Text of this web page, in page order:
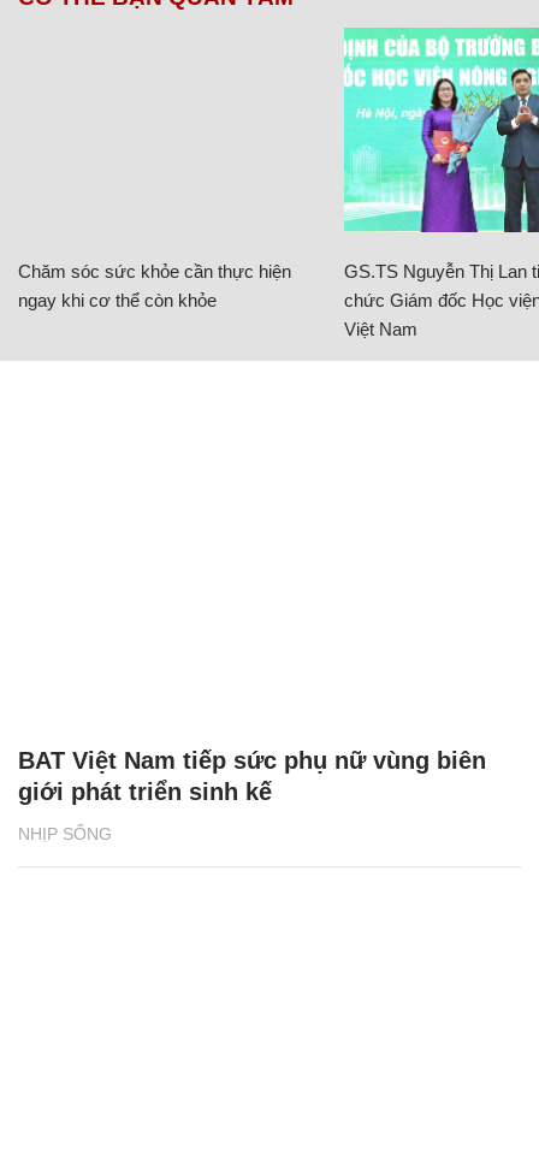
Chăm sóc sức khỏe cần thực hiện
ngay khi cơ thể còn khỏe
GS.TS Nguyễn Thị Lan
chức Giám đốc Học
Việt Nam
NHỊP SỐNG
BAT Việt Nam tiếp sức phụ nữ vùng biên
giới phát triển sinh kế